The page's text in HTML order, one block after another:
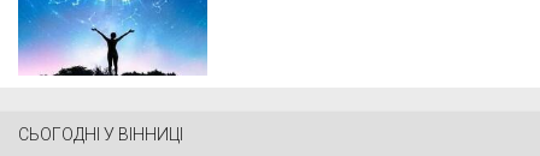
СЬОГОДНІ У ВІННИЦІ